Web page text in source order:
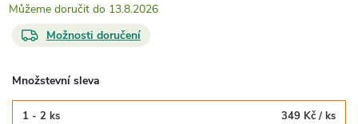
13.8.2026
Možnosti doručení
Množstevní sleva
1 - 2 ks 349 Kč / ks